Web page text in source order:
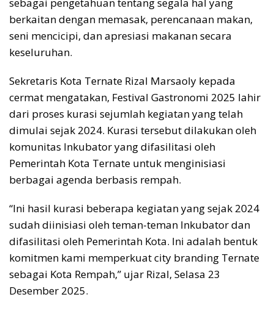
berkaitan dengan memasak, perencanaan makan,
seni mencicipi, dan apresiasi makanan secara
keseluruhan.
Sekretaris Kota Ternate Rizal Marsaoly kepada
cermat mengatakan, Festival Gastronomi 2025 lahir
dari proses kurasi sejumlah kegiatan yang telah
dimulai sejak 2024. Kurasi tersebut dilakukan oleh
komunitas Inkubator yang difasilitasi oleh
Pemerintah Kota Ternate untuk menginisiasi
berbagai agenda berbasis rempah.
“Ini hasil kurasi beberapa kegiatan yang sejak 2024
sudah diinisiasi oleh teman-teman Inkubator dan
difasilitasi oleh Pemerintah Kota. Ini adalah bentuk
komitmen kami memperkuat city branding Ternate
sebagai Kota Rempah,” ujar Rizal, Selasa 23
Desember 2025.